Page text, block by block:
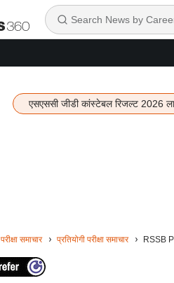
एसएससी जीडी कांस्टेबल रिजल्ट 2026
परीक्षा समाचार प्रतियोगी परीक्षा समाचार RSSB